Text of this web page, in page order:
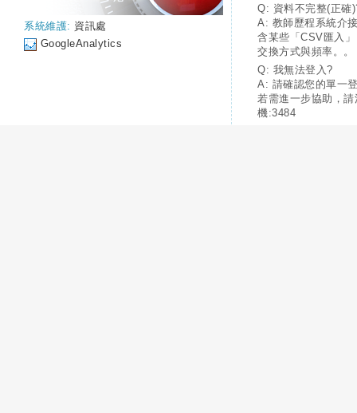
系統維護: 資訊處
GoogleAnalytics
Q: 資料不完整(正確
A: 教師歷程系統介
含某些「CSV匯入
交換方式與頻率。。
Q: 我無法登入?
A: 請確認您的單一
若需進一步協助，
機:3484